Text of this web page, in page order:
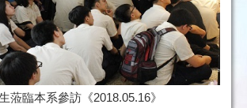
蒞臨本系參訪《2018.05.16》